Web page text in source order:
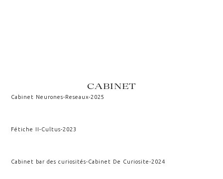
CABINET
Cabinet Neurones-Reseaux-2025
Fétiche II-Cultus-2023
Cabinet bar des curiosités-Cabinet De Curiosite-2024